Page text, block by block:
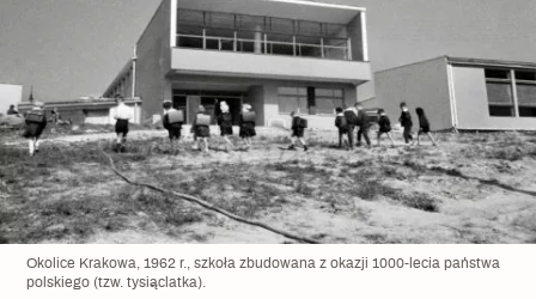
Okolice Krakowa, 1962 r., szkoła zbudowana z okazji 1000-lecia państwa
polskiego (tzw. tysiąclatka).